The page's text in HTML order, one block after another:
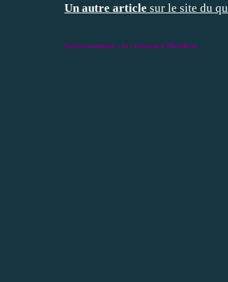
Un autre article sur le site du
Gouvernement : la croissance Mordicus